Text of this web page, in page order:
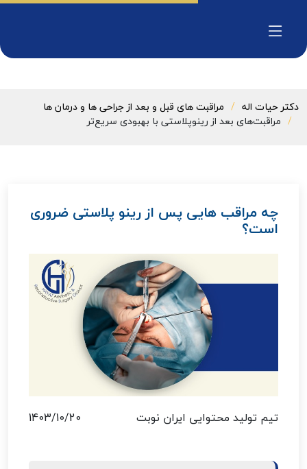
دکتر حیات اله
مراقبت های قبل و بعد از جراحی ها و درمان ها
مراقبت‌های بعد از رینوپلاستی با بهبودی سریع‌تر
چه مراقب هایی پس از رینو پلاستی ضروری
است؟
تیم تولید محتوایی ایران نوبت 1403/10/20